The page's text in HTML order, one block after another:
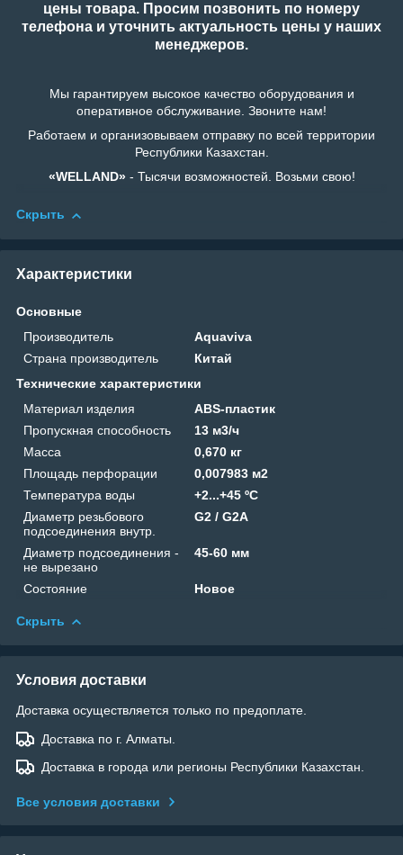
цены товара. Просим позвонить по номеру
телефона и уточнить актуальность цены у наших
менеджеров.
Мы гарантируем высокое качество оборудования и
оперативное обслуживание. Звоните нам!
Работаем и организовываем отправку по всей территории
Республики Казахстан.
«WELLAND»- Тысячи возможностей. Возьми свою!
Скрыть
Характеристики
Основные
Производитель
Aquaviva
Страна производитель
Китай
Технические характеристики
Материал изделия
ABS-пластик
Пропускная способность
13 м3/ч
Масса
0,670 кг
Площадь перфорации
0,007983 м2
Температура воды
+2...+45 ºС
Диаметр резьбового
подсоединения внутр.
G2 / G2A
Диаметр подсоединения -
не вырезано
45-60 мм
Состояние Новое
Скрыть
Условия доставки
Доставка осуществляется только по предоплате.
Доставка по г. Алматы.
Доставка в города или регионы Республики Казахстан.
Все условия доставки